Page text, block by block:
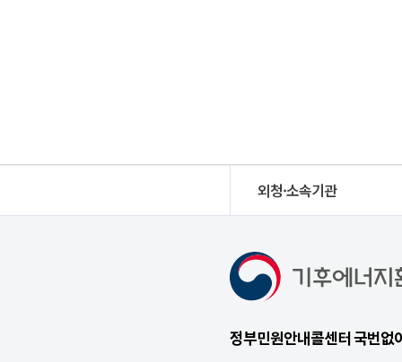
외청·소속기관
정부민원안내콜센터 국번